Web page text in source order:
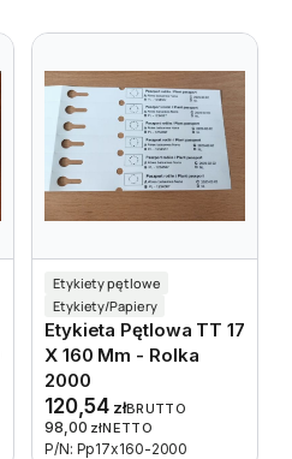
Etykiety pętlowe
Etykiety/Papiery
Etykieta Pętlowa TT 17
X 160 Mm - Rolka
2000
120,54 złBRUTTO
98,00 złNETTO
P/N: Pp17x160-2000